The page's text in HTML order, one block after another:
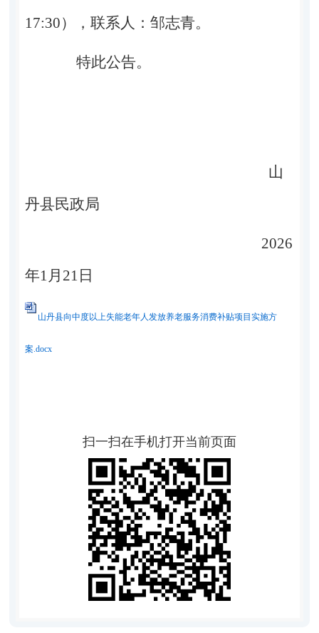
17:30），联系人： 邹志青。
特此公告。
山
丹县民政局
2026
年1 月 21 日
山丹县向中度以上失能老年人发放养老服务消费补贴项目实施方
案.docx
扫一扫在手机打开当前页面